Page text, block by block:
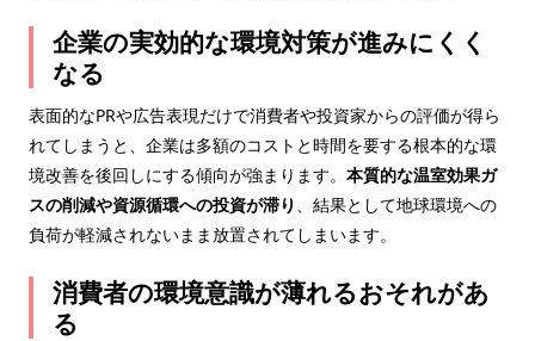
企業の実効的な環境対策が進みにくく
なる
表面的なPRや広告表現だけで消費者や投資家からの評価が得ら
れてしまうと、企業は多額のコストと時間を要する根本的な環
境改善を後回しにする傾向が強まります。 本質的な温室効果ガ
スの削減や資源循環への投資が滞り 、結果として地球環境への
負荷が軽減されないまま放置されてしまいます。
消費者の環境意識が薄れるおそれがあ
る